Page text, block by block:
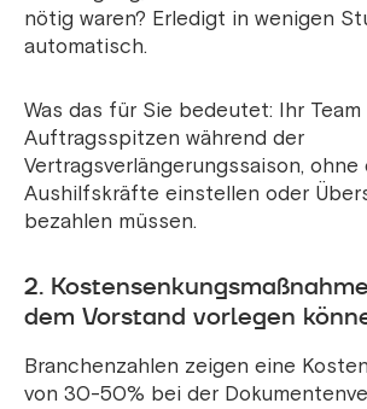
nötig waren? Erledigt in wenigen
automatisch.
Was das für Sie bedeutet: Ihr
Auftragsspitzen während der
Vertragsverlängerungssaison, ohne
Aushilfskräfte einstellen oder
bezahlen müssen.
2.
dem Vorstand vorlegen
Branchenzahlen zeigen eine
von 30-50% bei der